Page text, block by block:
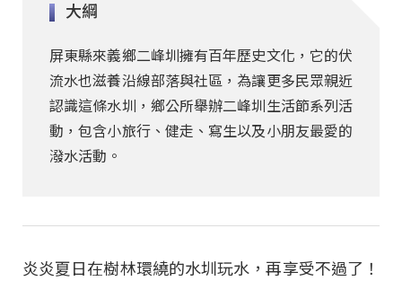
大綱
屏東縣來義鄉二峰圳擁有百年歷史文化，它的伏
流水也滋養沿線部落與社區，為讓更多民眾親近
認識這條水圳，鄉公所舉辦二峰圳生活節系列活
動，包含小旅行、健走、寫生以及小朋友最愛的
潑水活動。
炎炎夏日在樹林環繞的水圳玩水，再享受不過了！